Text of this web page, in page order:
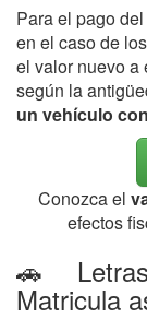
Para el pago
en el caso de
el valor nuevo a
según la
un vehículo
Conozca el
efectos
🚗
Matricula